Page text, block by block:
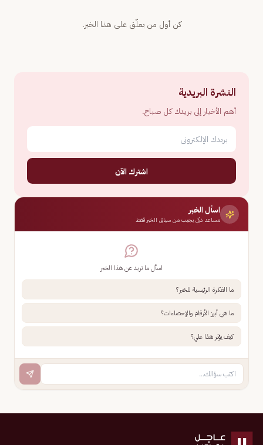
كن أول من يعلّق على هذا الخبر.
النشرة البريدية
أهم الأخبار إلى بريدك كل صباح.
اشترك الآن
اسأل الخبر
مساعد ذكي يجيب من سياق الخبر فقط
اسأل ما تريد عن هذا الخبر
ما الفكرة الرئيسية للخبر؟
ما هي أبرز الأرقام والإحصاءات؟
كيف يؤثر هذا علي؟